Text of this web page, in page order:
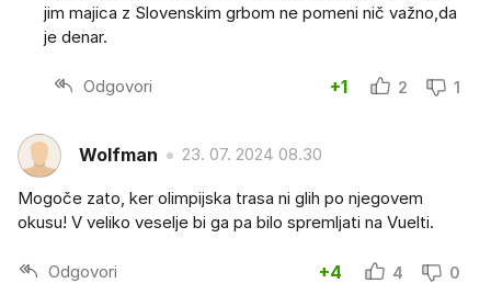
jim majica z Slovenskim grbom ne pomeni nič važno,da
je denar.
Odgovori +1 2 1
Wolfman 23. 07. 2024 08.30
Mogoče zato, ker olimpijska trasa ni glih po njegovem
okusu! V veliko veselje bi ga pa bilo spremljati na Vuelti.
Odgovori +4 4 0